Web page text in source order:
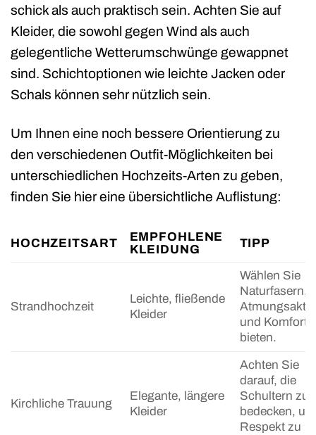
schick als auch praktisch sein. Achten Sie auf
Kleider, die sowohl gegen Wind als auch
gelegentliche Wetterumschwünge gewappnet
sind. Schichtoptionen wie leichte Jacken oder
Schals können sehr nützlich sein.
Um Ihnen eine noch bessere Orientierung zu
den verschiedenen Outfit-Möglichkeiten bei
unterschiedlichen Hochzeits-Arten zu geben,
finden Sie hier eine übersichtliche Auflistung:
HOCHZEITSART
EMPFOHLENE
KLEIDUNG
TIPP
Strandhochzeit
Leichte, fließende
Kleider
Wählen Sie
Naturfasern,
und Komfort
bieten.
Kirchliche Trauung
Elegante, längere
Kleider
Achten Sie
darauf, die
Schultern zu
bedecken, um
Respekt zu